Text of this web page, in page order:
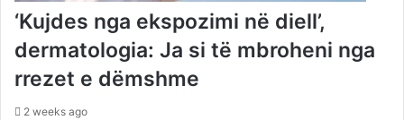
‘Kujdes nga ekspozimi në diell’,
dermatologia: Ja si të mbroheni nga
rrezet e dëmshme
2 weeks ago